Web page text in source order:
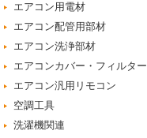
エアコン用電材
エアコン配管用部材
エアコン洗浄部材
エアコンカバー・フィルター
エアコン汎用リモコン
空調工具
洗濯機関連